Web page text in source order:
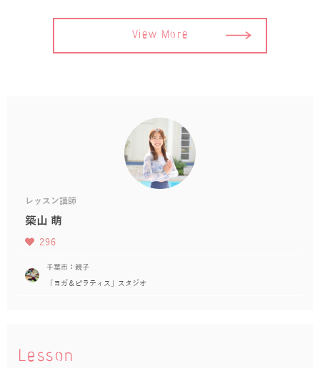
View More
レッスン講師
築山 萌
296
千葉市：親子
「ヨガ＆ピラティス」スタジオ
Lesson